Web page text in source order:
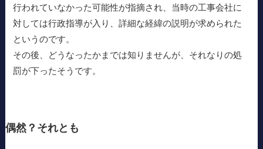
行われていなかった可能性が指摘され、当時の工事会社に
対しては行政指導が入り、詳細な経緯の説明が求められた
というのです。
その後、どうなったかまでは知りませんが、それなりの処
罰が下ったそうです。
偶然？それとも